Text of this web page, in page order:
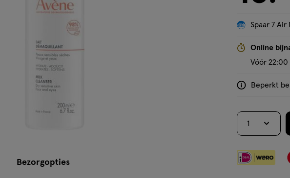
Spaar 7 Air
Online
Vóór
<p>Dit
is
niet
in
alle
winkels
'Bekijk winkelvoorraad'
Beperkt
1
Bezorgopties